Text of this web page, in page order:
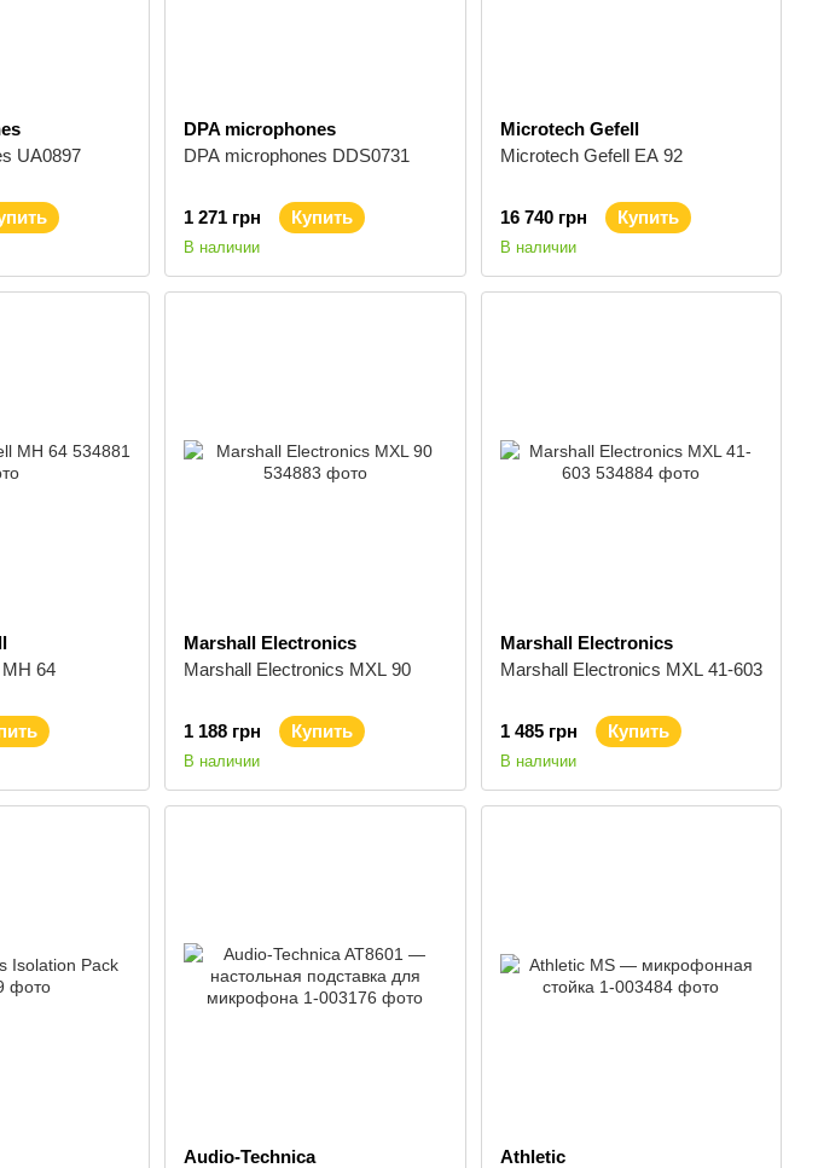
UA0897
DPA microphones
DPA microphones DDS0731
1 271 грн Купить
В наличии
Microtech Gefell
Microtech Gefell EA 92
16 740 грн Купить
В наличии
64
Marshall Electronics
Marshall Electronics MXL 90
1 188 грн Купить
В наличии
Marshall Electronics
Marshall Electronics MXL 41-603
1 485 грн Купить
В наличии
Audio-Technica
Athletic